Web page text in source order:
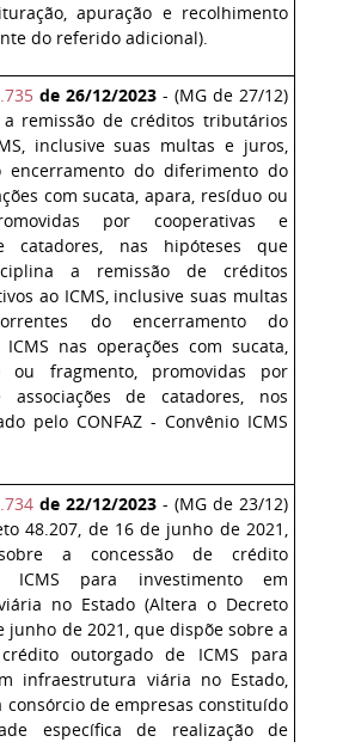
apuração e recolhimento
do referido adicional).
de 26/12/2023 - (MG de 27/12)
remissão de créditos tributários
inclusive suas multas e juros,
encerramento do diferimento do
com sucata, apara, resíduo ou
por cooperativas e
catadores, nas hipóteses que
a remissão de créditos
ao ICMS, inclusive suas multas
do encerramento do
nas operações com sucata,
ou fragmento, promovidas por
associações de catadores, nos
pelo CONFAZ - Convênio ICMS
de 22/12/2023 - (MG de 23/12)
48.207, de 16 de junho de 2021,
a concessão de crédito
ICMS para investimento em
no Estado (Altera o Decreto
junho de 2021, que dispõe sobre a
outorgado de ICMS para
infraestrutura viária no Estado,
consórcio de empresas constituído
específica de realização de